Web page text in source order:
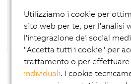
Angel PG, i = 008, 1 stage, IP
Utilizziamo i cookie per
sito web per te, per l'analisi
l'integrazione dei social
"Accetta tutti i cookie" per
trattamento o per
individuali. I cookie